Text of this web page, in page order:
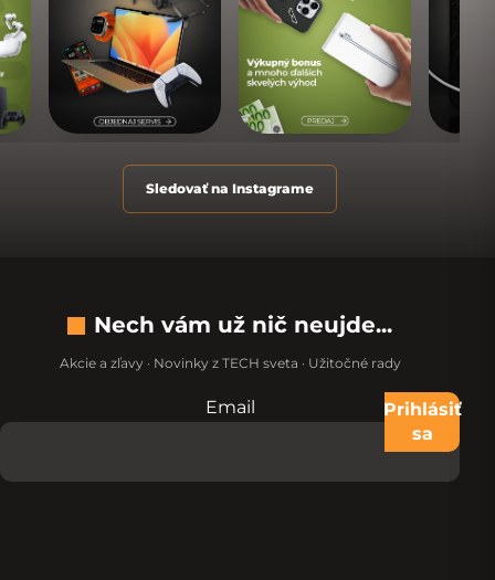
Sledovať na Instagrame
Nech vám už nič neujde...
Akcie a zľavy · Novinky z TECH sveta · Užitočné rady
Nevypĺňajte toto pole:
Email
Prihlásiť
sa